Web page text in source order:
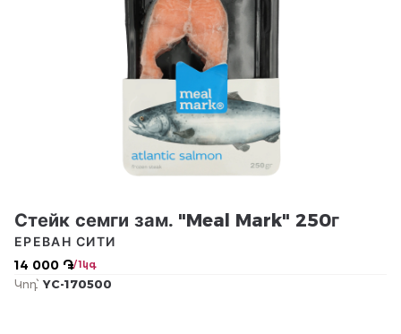
Стейк семги зам. "Meal Mark" 250г
14 000 ֏/ 1կգ
ЕРЕВАН СИТИ
Կոդ՝ YC-170500